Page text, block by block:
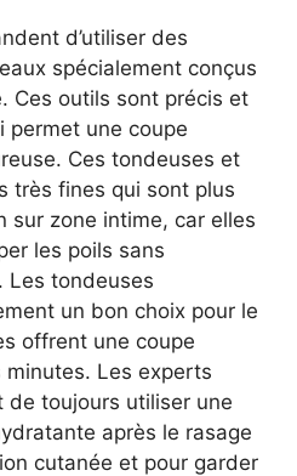
d’utiliser des
spécialement conçus
Ces outils sont précis et
permet une coupe
Ces tondeuses et
très fines qui sont plus
sur zone intime, car elles
les poils sans
Les tondeuses
un bon choix pour le
offrent une coupe
Les experts
de toujours utiliser une
après le rasage
cutanée et pour garder